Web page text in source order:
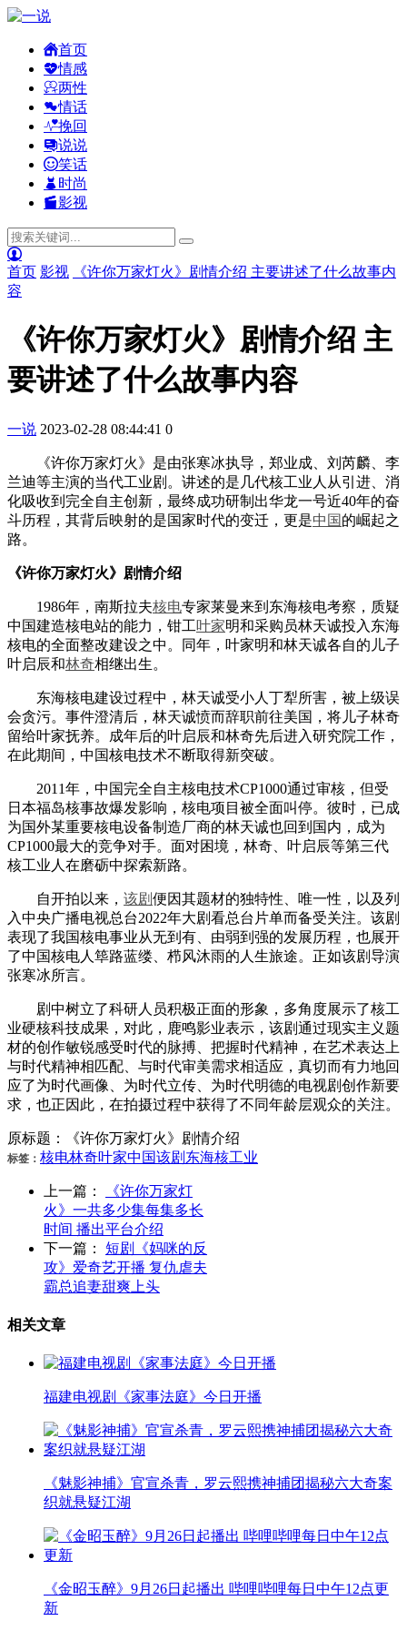
首页
情感
两性
情话
挽回
说说
笑话
时尚
影视
首页 影视
《许你万家灯火》剧情介绍 主要讲述了什么故事内
容
《许你万家灯火》剧情介绍 主
要讲述了什么故事内容
一说 2023-02-28 08:44:41 0
《许你万家灯火》是由张寒冰执导，郑业成、刘芮麟、李
兰迪等主演的当代工业剧。讲述的是几代核工业人从引进、消
化吸收到完全自主创新，最终成功研制出华龙一号近40年的奋
斗历程，其背后映射的是国家时代的变迁，更是中国 的崛起之
路。
《许你万家灯火》剧情介绍
1986年，南斯拉夫核电专家莱曼来到东海核电考察，质疑
中国建造核电站的能力，钳工叶家明和采购员林天诚投入东海
核电的全面整改建设之中。同年，叶家明和林天诚各自的儿子
叶启辰和林奇相继出生。
东海核电建设过程中，林天诚受小人丁犁所害，被上级误
会贪污。事件澄清后，林天诚愤而辞职前往美国，将儿子林奇
留给叶家抚养。成年后的叶启辰和林奇先后进入研究院工作，
在此期间，中国核电技术不断取得新突破。
2011年，中国完全自主核电技术CP1000通过审核，但受
日本福岛核事故爆发影响，核电项目被全面叫停。彼时，已成
为国外某重要核电设备制造厂商的林天诚也回到国内，成为
CP1000最大的竞争对手。面对困境，林奇、叶启辰等第三代
核工业人在磨砺中探索新路。
自开拍以来， 该剧便因其题材的独特性、唯一性，以及列
入中央广播电视总台2022年大剧看总台片单而备受关注。该剧
表现了我国核电事业从无到有、由弱到强的发展历程，也展开
了中国核电人筚路蓝缕、栉风沐雨的人生旅途。正如该剧导演
张寒冰所言。
剧中树立了科研人员积极正面的形象，多角度展示了核工
业硬核科技成果，对此，鹿鸣影业表示，该剧通过现实主义题
材的创作敏锐感受时代的脉搏、把握时代精神，在艺术表达上
与时代精神相匹配、与时代审美需求相适应，真切而有力地回
应了为时代画像、为时代立传、为时代明德的电视剧创作新要
求，也正因此，在拍摄过程中获得了不同年龄层观众的关注。
原标题：《许你万家灯火》剧情介绍
标签： 核电林奇叶家中国该剧 东海核工业
上一篇：
《许你万家灯
火》一共多少集每集多长
时间 播出平台介绍
下一篇：
短剧《妈咪的反
攻》爱奇艺开播 复仇虐夫
霸总追妻甜爽上头
相关文章
福建电视剧《家事法庭》今日开播
《魅影神捕》官宣杀青，罗云熙携神捕团揭秘六大奇案
织就悬疑江湖
《金昭玉醉》9月26日起播出 哔哩哔哩每日中午12点更
新